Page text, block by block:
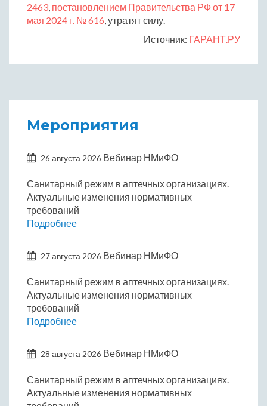
2463, постановлением Правительства РФ от 17
мая 2024 г. № 616, утратят силу.
Источник: ГАРАНТ.РУ
Мероприятия
26 августа 2026 Вебинар НМиФО
Санитарный режим в аптечных организациях.
Актуальные изменения нормативных
требований
Подробнее
27 августа 2026 Вебинар НМиФО
Санитарный режим в аптечных организациях.
Актуальные изменения нормативных
требований
Подробнее
28 августа 2026 Вебинар НМиФО
Санитарный режим в аптечных организациях.
Актуальные изменения нормативных